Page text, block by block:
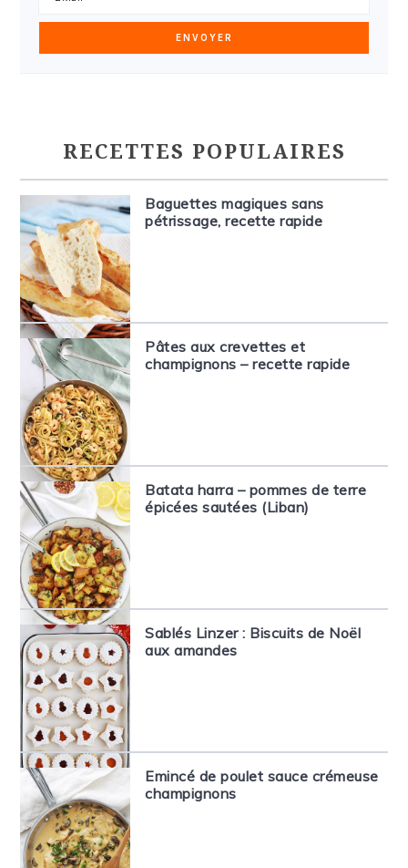
RECETTES POPULAIRES
Baguettes magiques sans
pétrissage, recette rapide
Pâtes aux crevettes et
champignons – recette rapide
Batata harra – pommes de terre
épicées sautées (Liban)
Sablés Linzer : Biscuits de Noël
aux amandes
Emincé de poulet sauce crémeuse
champignons